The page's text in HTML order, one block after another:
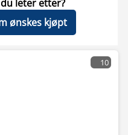
leter etter?
ønskes kjøpt
10